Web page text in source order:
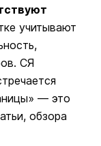
учитывают
СЯ
— это
обзора